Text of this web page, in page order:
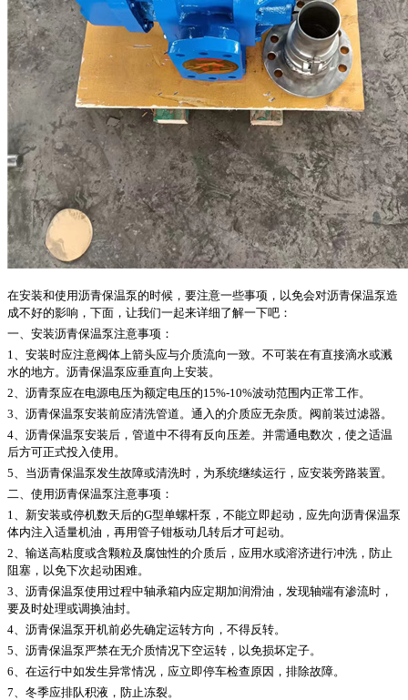
在安装和使用沥青保温泵的时候，要注意一些事项，以免会对沥青保温泵造
成不好的影响，下面，让我们一起来详细了解一下吧：
一、安装沥青保温泵注意事项：
1、安装时应注意阀体上箭头应与介质流向一致。不可装在有直接滴水或溅
水的地方。沥青保温泵应垂直向上安装。
2、沥青泵应在电源电压为额定电压的15%-10%波动范围内正常工作。
3、沥青保温泵安装前应清洗管道。通入的介质应无杂质。阀前装过滤器。
4、沥青保温泵安装后，管道中不得有反向压差。并需通电数次，使之适温
后方可正式投入使用。
5、当沥青保温泵发生故障或清洗时，为系统继续运行，应安装旁路装置。
二、使用沥青保温泵注意事项：
1、新安装或停机数天后的G型单螺杆泵，不能立即起动，应先向沥青保温泵
体内注入适量机油，再用管子钳板动几转后才可起动。
2、输送高粘度或含颗粒及腐蚀性的介质后，应用水或溶济进行冲洗，防止
阻塞，以免下次起动困难。
3、沥青保温泵使用过程中轴承箱内应定期加润滑油，发现轴端有渗流时，
要及时处理或调换油封。
4、沥青保温泵开机前必先确定运转方向，不得反转。
5、沥青保温泵严禁在无介质情况下空运转，以免损坏定子。
6、在运行中如发生异常情况，应立即停车检查原因，排除故障。
7、冬季应排队积液，防止冻裂。